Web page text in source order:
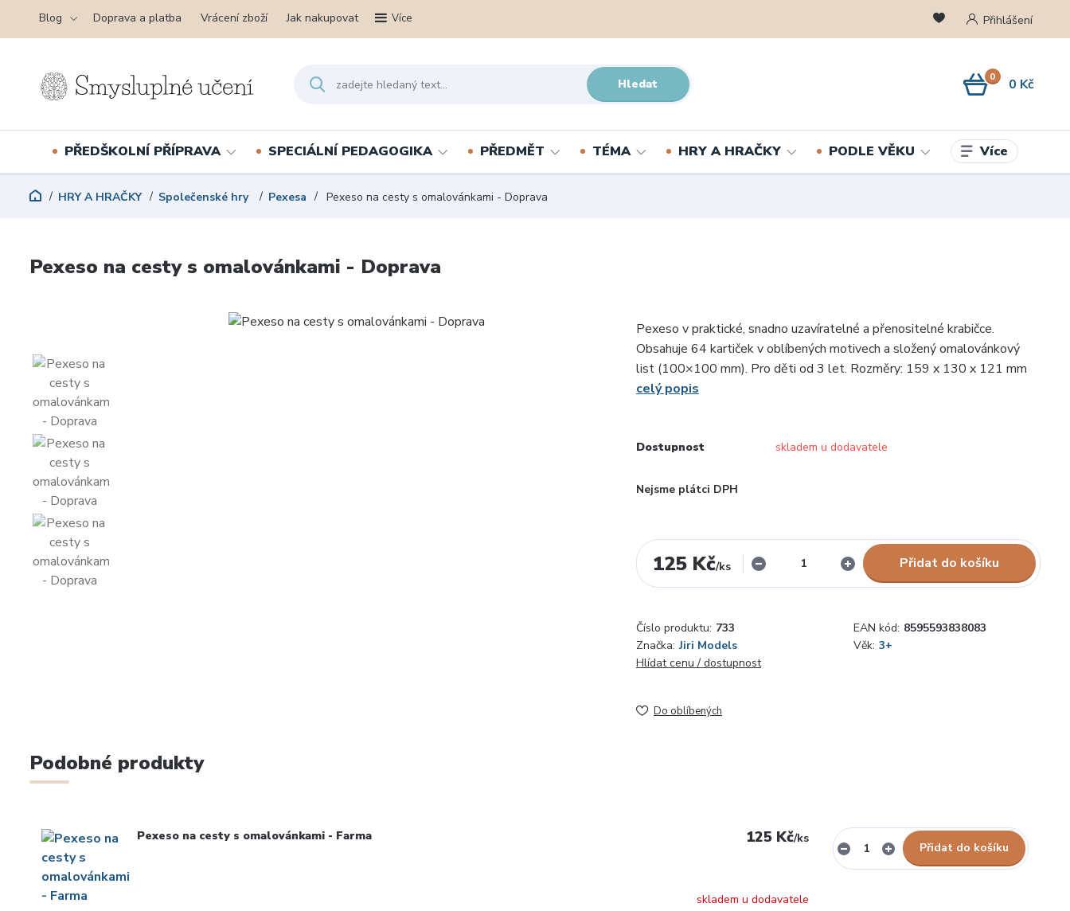
Blog Doprava a platba Vrácení zboží Jak nakupovat Více Přihlášení
Hledat 0 0 Kč
PŘEDŠKOLNÍ PŘÍPRAVA SPECIÁLNÍ PEDAGOGIKA PŘEDMĚT TÉMA HRY A HRAČKY PODLE VĚKU Více
HRY A HRAČKY Společenské hry Pexesa Pexeso na cesty s omalovánkami - Doprava
Pexeso na cesty s omalovánkami - Doprava
Pexeso v praktické, snadno uzavíratelné a přenositelné krabičce.
Obsahuje 64 kartiček v oblíbených motivech a složený omalovánkový
list (100×100 mm). Pro děti od 3 let. Rozměry: 159 x 130 x 121 mm
celý popis
Dostupnost skladem u dodavatele
Nejsme plátci DPH
125 Kč/ks Přidat do košíku
Číslo produktu: 733 EAN kód: 8595593838083
Značka: Jiri Models Věk: 3+
Hlídat cenu / dostupnost
Do oblíbených
Podobné produkty
Pexeso na cesty s omalovánkami - Farma 125 Kč/ks
skladem u dodavatele
Přidat do košíku